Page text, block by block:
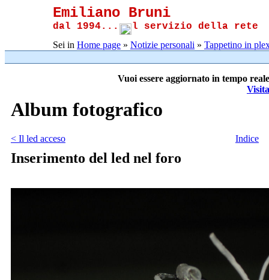
Emiliano Bruni
dal 1994... l servizio della rete
Sei in Home page » Notizie personali » Tappetino in
Vuoi essere aggiornato in tempo
Album fotografico
< Il led acceso Indice
Inserimento del led nel foro